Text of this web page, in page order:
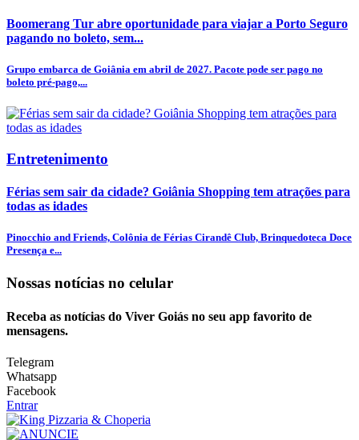
Boomerang Tur abre oportunidade para viajar a Porto Seguro
pagando no boleto, sem...
Grupo embarca de Goiânia em abril de 2027. Pacote pode ser pago no
boleto pré-pago,...
Entretenimento
Férias sem sair da cidade? Goiânia Shopping tem atrações para
todas as idades
Pinocchio and Friends, Colônia de Férias Cirandê Club, Brinquedoteca Doce
Presença e...
Nossas notícias no celular
Receba as notícias do Viver Goiás no seu app favorito de
mensagens.
Telegram
Whatsapp
Facebook
Entrar